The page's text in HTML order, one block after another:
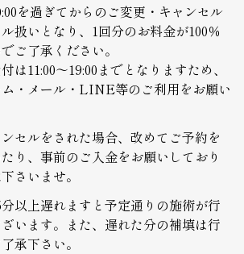
を過ぎてからのご変更・キャンセル
扱いとなり、1回分のお料金が100％
ご了承ください。
は11:00～19:00までとなりますため、
・メール・LINE等のご利用をお願い
セルをされた場合、改めてご予約を
り、事前のご入金をお願いしており
さいませ。
以上遅れますと予定通りの施術が行
います。また、遅れた分の補填は行
承下さい。